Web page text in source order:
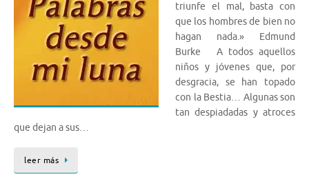
triunfe el mal, basta con
que los hombres de bien no
hagan nada.» Edmund
Burke A todos aquellos
niños y jóvenes que, por
desgracia, se han topado
con la Bestia… Algunas son
tan despiadadas y atroces
que dejan a sus…
leer más